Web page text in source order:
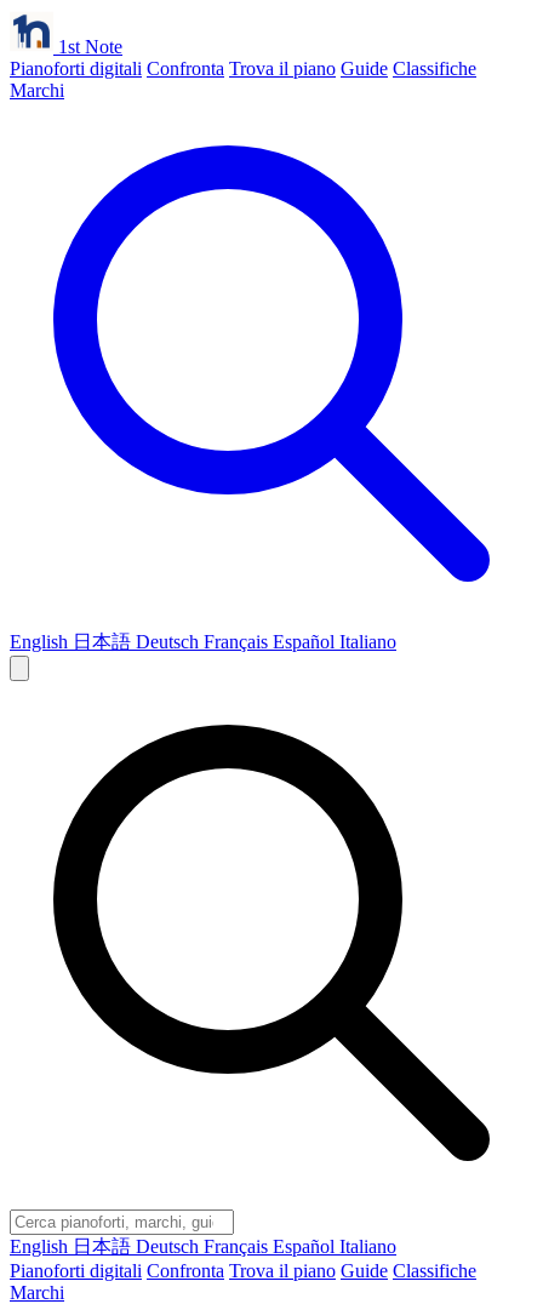
1st Note
Pianoforti digitali Confronta Trova il piano Guide Classifiche
Marchi
English 日本語 Deutsch Français Español Italiano
English 日本語 Deutsch Français Español Italiano
Pianoforti digitali Confronta Trova il piano Guide Classifiche
Marchi